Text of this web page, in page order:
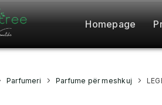
Homepage
Parfumeri Parfume për meshkuj